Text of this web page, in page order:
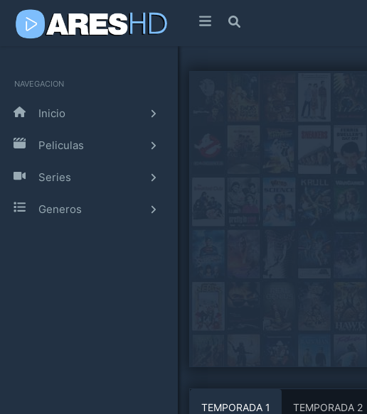
NAVEGACION
Inicio
Peliculas
Series
Generos
TEMPORADA 1 TEMPORADA 2